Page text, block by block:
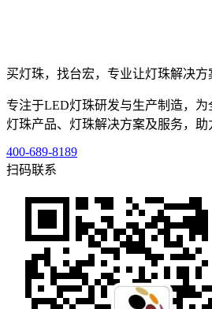
买灯珠，找台宏，专业让灯珠解决方
专注于LED灯珠研发与生产制造，
灯珠产品、灯珠解决方案及服务，助
400-689-8189
扫码联系